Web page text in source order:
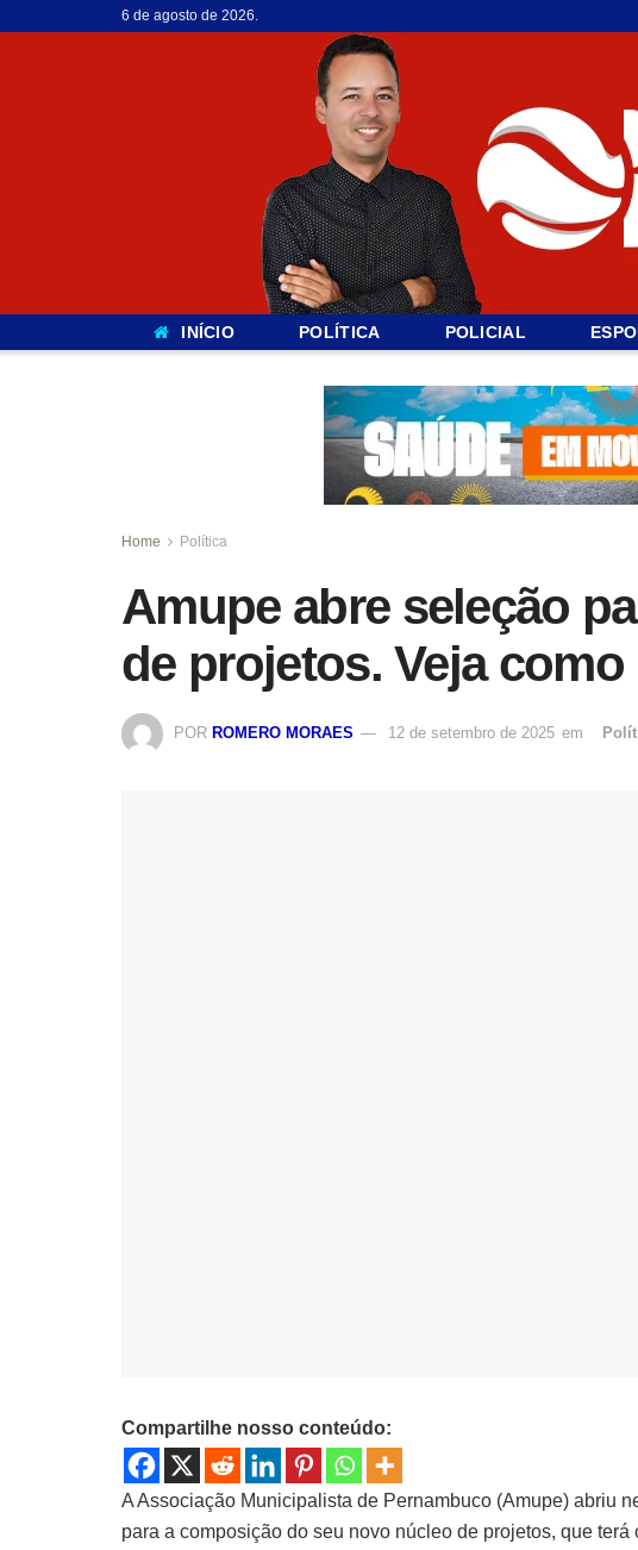
6 de agosto de 2026.
INÍCIO POLÍTICA POLICIAL
Home Política
Amupe abre seleção
de projetos. Veja
POR ROMERO MORAES 12 de setembro de 2025 emﾠ
Compartilhe nosso conteúdo:
A Associação Municipalista de Pernambuco (Amupe) abriu
para a composição do seu novo núcleo de projetos, que